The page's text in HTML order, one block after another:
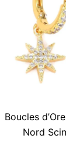
Boucles
Nord